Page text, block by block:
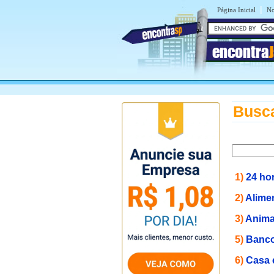
Página Inicial |
encontra
1) 24
2)
3)
5)
6) Casa